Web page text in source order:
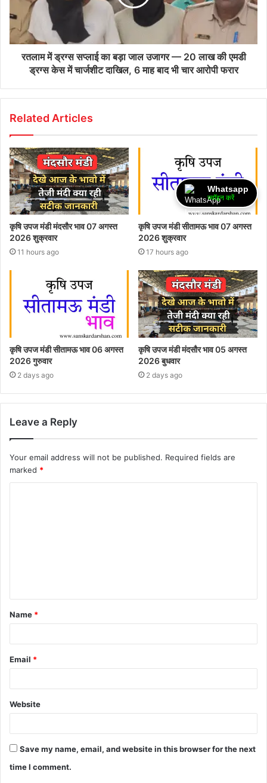
रतलाम में ड्रग्स सप्लाई का बड़ा जाल उजागर — 20 लाख की एमडी
ड्रग्स केस में चार्जशीट दाखिल, 6 माह बाद भी चार आरोपी फरार
Related Articles
कृषि उपज मंडी मंदसौर भाव 07 अगस्त
2026 शुक्रवार
11 hours ago
कृषि उपज मंडी सीतामऊ भाव 07 अगस्त
2026 शुक्रवार
17 hours ago
कृषि उपज मंडी सीतामऊ भाव 06 अगस्त
2026 गुरुवार
2 days ago
कृषि उपज मंडी मंदसौर भाव 05 अगस्त
2026 बुधवार
2 days ago
Leave a Reply
Your email address will not be published. Required fields are
marked *
Name *
Email *
Website
Save my name, email, and website in this browser for the next
time I comment.
Whatsapp
ज्वॉइन करें